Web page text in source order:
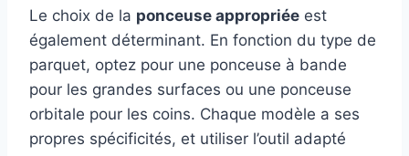
Le choix de la ponceuse appropriée est
également déterminant. En fonction du type de
parquet, optez pour une ponceuse à bande
pour les grandes surfaces ou une ponceuse
orbitale pour les coins. Chaque modèle a ses
propres spécificités, et utiliser l’outil adapté